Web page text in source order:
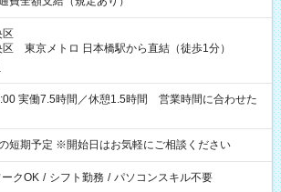
区
区 東京メトロ 日本橋駅から直結（徒歩1分）
に合わせた
短期予定 ※開始日はお気軽にご相談ください
クOK / シフト勤務 / パソコンスキル不要